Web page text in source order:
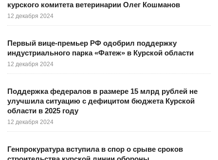
курского комитета ветеринарии Олег Кошманов
12 декабря 2024
Первый вице-премьер РФ одобрил поддержку
индустриального парка «Фатеж» в Курской области
12 декабря 2024
Поддержка федералов в размере 15 млрд рублей не
улучшила ситуацию с дефицитом бюджета Курской
области в 2025 году
12 декабря 2024
Генпрокуратура вступила в спор о срыве сроков